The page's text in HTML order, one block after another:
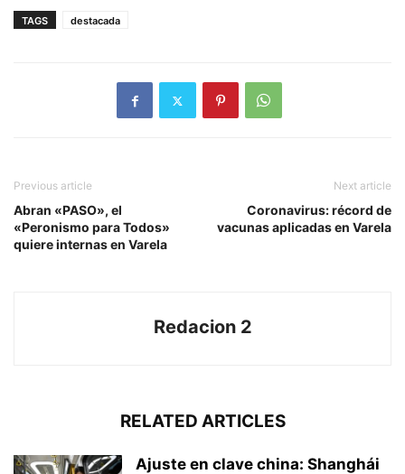
TAGS destacada
Previous article
Abran «PASO», el
«Peronismo para Todos»
quiere internas en Varela
Next article
Coronavirus: récord de
vacunas aplicadas en Varela
Redacion 2
RELATED ARTICLES
Ajuste en clave china: Shanghái